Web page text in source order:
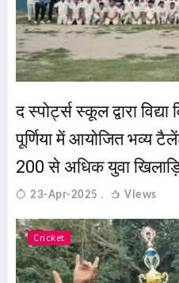
द स्पोर्ट्स स्कूल द्वारा
पूर्णिया में आयोजित भव्य
200 से अधिक युवा
23-Apr-2025 Views
Cricket